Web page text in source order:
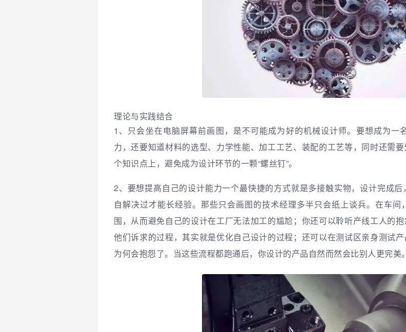
理论与实践结合
1、只会坐在电脑屏幕前画图，是不可能成为好的机械设计师。要想成为
力，还要知道材料的选型、力学性能、加工工艺、装配的工艺等， 同时还需
个知识点上，避免成为设计环节的一颗“螺丝钉”。
2、 要想提高自己的设计能力一个最快捷的方式就是多接触实物，设计完成
自解决过才能长经验。那些只会画图的技术经理多半只会纸上谈兵。在车
围，从而避免自己的设计在工厂无法加工的尴尬；你还可以聆听产线工人的
他们诉求的过程，其实就是优化自己设计的过程；还可以在测试区亲身测试
为何会抱怨了。当这些流程都跑通后，你设计的产品自然而然会比别人更完美。